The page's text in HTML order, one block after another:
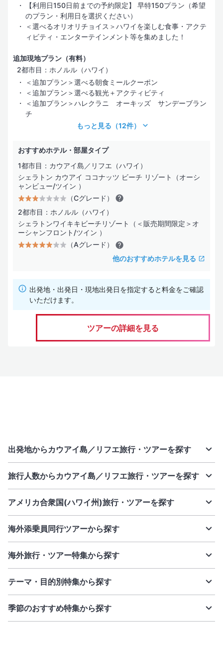
【利用日150日前までの予約限定】 早特150プラン（希望
のプラン・利用日を選択ください）
＜選べるオリオリチョイス＞ハワイを楽しむ食事・アクテ
ィビティ・エンターテインメント等を集めました！
追加現地プラン（有料）
2都市目：ホノルル（ハワイ）
＜追加プラン＞選べる朝食ミールクーポン
＜追加プラン＞選べる観光＋アクティビティ
＜追加プラン＞ハレクラニ オーキッズ サンデーブラン
チ
もっと見る （12件）
おすすめホテル・部屋タイプ
1都市目：カウアイ島／リフエ（ハワイ）
シェラトン カウアイ ココナッツ ビーチ リゾート（オーシ
ャンビュー/ツイン ）
（Cグレード）
2都市目：ホノルル（ハワイ）
シェラトンワイキキビーチリゾート（＜販売期間限定＞オ
ーシャンフロント/ツイン ）
（Aグレード）
他のおすすめホテルを見る
出発地・出発日・現地出発日を指定すると料金をご確認
いただけます。
ツアーの詳細を見る
出発地からカウアイ島／リフエ旅行・ツアーを探す
旅行人数からカウアイ島／リフエ旅行・ツアーを探す
アメリカ合衆国(ハワイ州)旅行・ツアーを探す
海外添乗員同行ツアーから探す
海外旅行・ツアー特集から探す
テーマ・目的別特集から探す
季節のおすすめ特集から探す